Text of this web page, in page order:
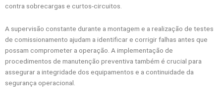
contra sobrecargas e curtos-circuitos.
A supervisão constante durante a montagem e a realização de testes
de comissionamento ajudam a identificar e corrigir falhas antes que
possam comprometer a operação. A implementação de
procedimentos de manutenção preventiva também é crucial para
assegurar a integridade dos equipamentos e a continuidade da
segurança operacional.